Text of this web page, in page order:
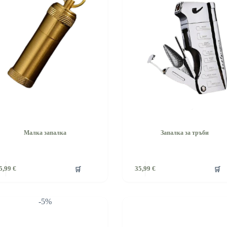
Малка запалка
€ 🛒
Запалка за тръби
35,99 € 🛒
-5%